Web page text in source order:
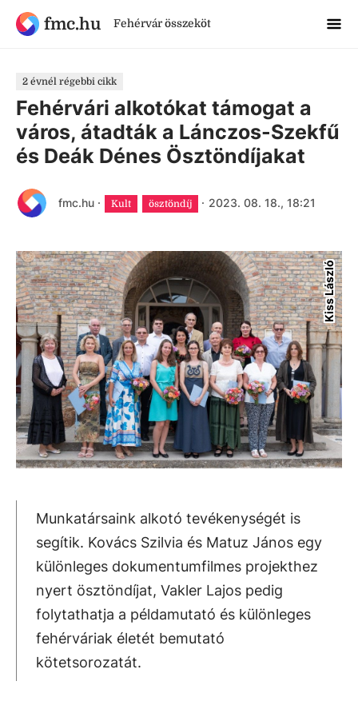
fmc.hu Fehérvár összeköt
2 évnél régebbi cikk
Fehérvári alkotókat támogat a
város, átadták a Lánczos-Szekfű
és Deák Dénes Ösztöndíjakat
fmc.hu · Kult ösztöndíj · 2023. 08. 18., 18:21
Kiss László
Munkatársaink alkotó tevékenységét is
segítik. Kovács Szilvia és Matuz János egy
különleges dokumentumfilmes projekthez
nyert ösztöndíjat, Vakler Lajos pedig
folytathatja a példamutató és különleges
fehérváriak életét bemutató
kötetsorozatát.